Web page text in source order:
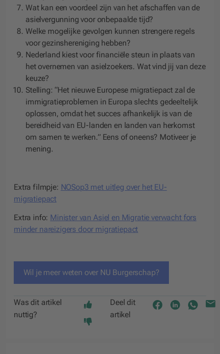
Wat kan een voordeel zijn van het afschaffen van de
asielvergunning voor onbepaalde tijd?
Welke mogelijke gevolgen kunnen strengere regels
voor gezinshereniging hebben?
Nederland kiest voor financiële steun in plaats van
het overnemen van asielzoekers. Wat vind jij van deze
keuze?
Stelling: “Het nieuwe Europese migratiepact zal de
immigratieproblemen in Europa slechts gedeeltelijk
oplossen, omdat het succes afhankelijk is van de
bereidheid van EU-landen en landen van herkomst
om samen te werken.” Eens of oneens? Motiveer je
mening.
Extra filmpje: NOSop3 met uitleg over het EU-
migratiepact
Extra info: Minister van Asiel en Migratie verwacht fors
minder nareizigers door migratiepact
Wil je meer weten over NU Burgerschap?
Was dit artikel
nuttig?
Deel dit
artikel